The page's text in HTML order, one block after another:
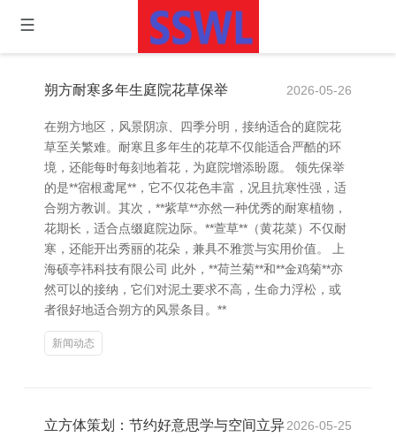
朔方耐寒多年生庭院花草保举 2026-05-26
在朔方地区，风景阴凉、四季分明，接纳适合的庭院花
草至关繁难。耐寒且多年生的花草不仅能适合严酷的环
境，还能每时每刻地着花，为庭院增添盼愿。 领先保举
的是**宿根鸢尾**，它不仅花色丰富，况且抗寒性强，适
合朔方教训。其次，**紫草**亦然一种优秀的耐寒植物，
花期长，适合点缀庭院边际。**萱草**（黄花菜）不仅耐
寒，还能开出秀丽的花朵，兼具不雅赏与实用价值。 上
海硕亭祎科技有限公司 此外，**荷兰菊**和**金鸡菊**亦
然可以的接纳，它们对泥土要求不高，生命力浮松，或
者很好地适合朔方的风景条目。**
新闻动态
立方体策划：节约好意思学与空间立异2026-05-25